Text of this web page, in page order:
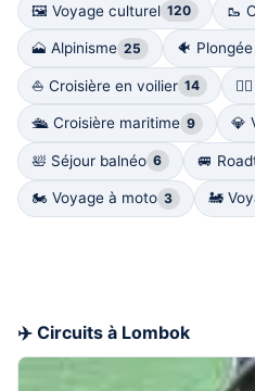
🖼 Voyage culturel 120 🥾
🗻 Alpinisme 25 🐠
⛵️ Croisière en voilier 14
🛳️ Croisière maritime 9 💎
🛀 Séjour balnéo 6 🚐
🏍 Voyage à moto 3 🚂
✈️ Circuits à Lombok